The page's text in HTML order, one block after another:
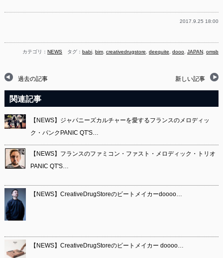
2017.9.25 18:00
カテゴリ： NEWS タグ： babi, bim,creativedrugstore,deequite,dooo,JAPAN,omsb
過去の記事 新しい記事
関連記事
【NEWS】ジャパニーズカルチャーを愛するフランスのメロディッ
ク・パンクPANIC QT'S…
【NEWS】フランスのファミコン・ファスト・メロディック・トリオ
PANIC QT'S…
【NEWS】CreativeDrugStoreのビートメイカーdoooo…
【NEWS】CreativeDrugStoreのビートメイカー doooo…